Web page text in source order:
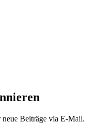
Beiträge via E-Mail.